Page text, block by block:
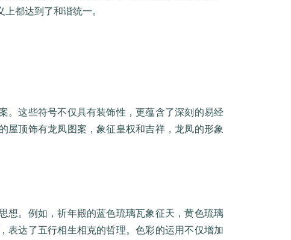
都达到了和谐统一。
。这些符号不仅具有装饰性，更蕴含了深刻的易经
屋顶饰有龙凤图案，象征皇权和吉祥，龙凤的形象
想。例如，祈年殿的蓝色琉璃瓦象征天，黄色琉璃
表达了五行相生相克的哲理。色彩的运用不仅增加